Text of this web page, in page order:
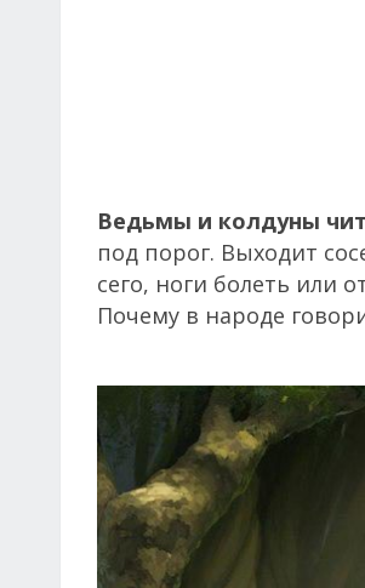
Ведьмы и колдуны
под порог. Выходит
сего, ноги болеть или
Почему в народе